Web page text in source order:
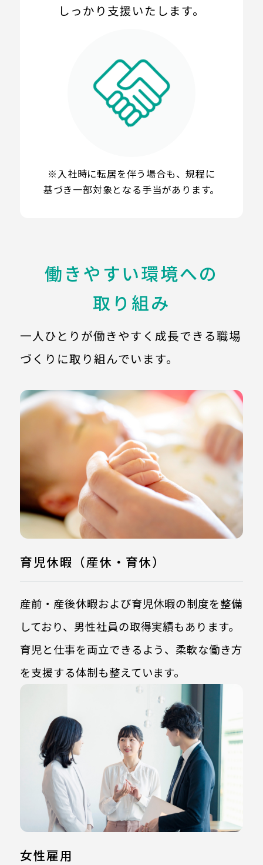
しっかり 支援いたします。
※入社時に転居を伴う場合も、規程に
基づき一部対象となる手当があります。
働きやすい環境への
取り組み
一人ひとりが働きやすく成長できる職場
づくりに取り組んでいます。
育児休暇（産休・育休）
産前・産後休暇および育児休暇の制度を整備
しており、男性社員の取得実績もあります。
育児と仕事を両立できるよう、柔軟な働き方
を支援する体制も整えています。
女性雇用